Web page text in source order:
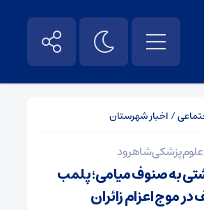
/ اخبار شهرستان
پزشکی شاهرود
به صنوف میامی؛ پلمب